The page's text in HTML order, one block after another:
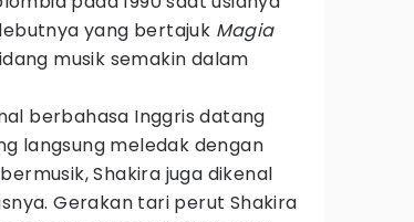
yang bertajuk Magia
musik semakin dalam
berbahasa Inggris datang
langsung meledak dengan
Shakira juga dikenal
Gerakan tari perut Shakira